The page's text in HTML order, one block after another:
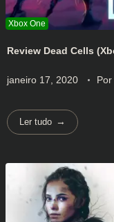
Review Dead Cells
janeiro 17, 2020 Por
Ler tudo